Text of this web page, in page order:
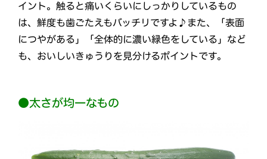
イント。触ると痛いくらいにしっかりしているもの
は、鮮度も歯ごたえもバッチリですよ♪また、「表面
につやがある」「全体的に濃い緑色をしている」など
も、おいしいきゅうりを見分けるポイントです。
●太さが均一なもの